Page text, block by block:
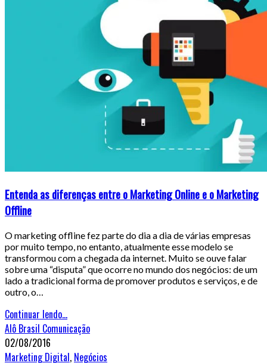
Entenda as diferenças entre o Marketing Online e o Marketing
Offline
O marketing offline fez parte do dia a dia de várias empresas
por muito tempo, no entanto, atualmente esse modelo se
transformou com a chegada da internet. Muito se ouve falar
sobre uma “disputa” que ocorre no mundo dos negócios: de um
lado a tradicional forma de promover produtos e serviços, e de
outro, o…
Continuar lendo...
Alô Brasil Comunicação
02/08/2016
Marketing Digital, Negócios